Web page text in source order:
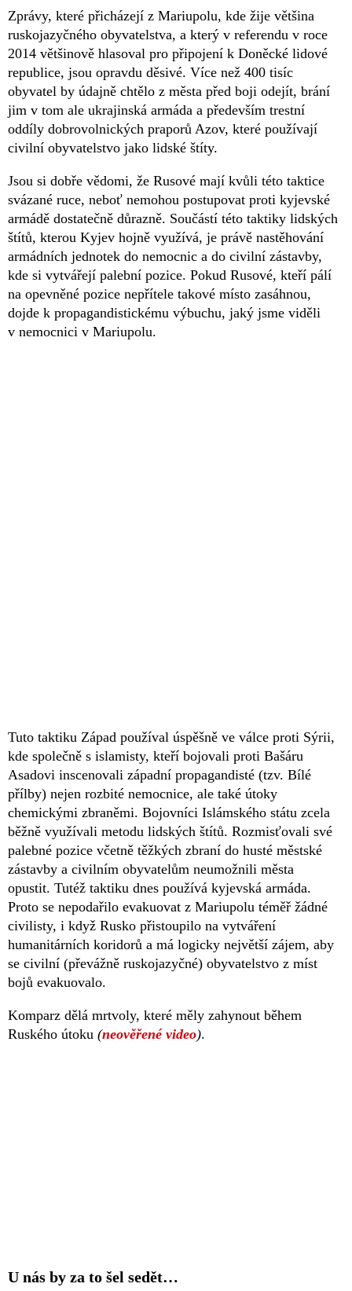
Zprávy, které přicházejí z Mariupolu, kde žije většina
ruskojazyčného obyvatelstva, a který v referendu v roce
2014 většinově hlasoval pro připojení k Doněcké lidové
republice, jsou opravdu děsivé. Více než 400 tisíc
obyvatel by údajně chtělo z města před boji odejít, brání
jim v tom ale ukrajinská armáda a především trestní
oddíly dobrovolnických praporů Azov, které používají
civilní obyvatelstvo jako lidské štíty.
Jsou si dobře vědomi, že Rusové mají kvůli této taktice
svázané ruce, neboť nemohou postupovat proti kyjevské
armádě dostatečně důrazně. Součástí této taktiky lidských
štítů, kterou Kyjev hojně využívá, je právě nastěhování
armádních jednotek do nemocnic a do civilní zástavby,
kde si vytvářejí palební pozice. Pokud Rusové, kteří pálí
na opevněné pozice nepřítele takové místo zasáhnou,
dojde k propagandistickému výbuchu, jaký jsme viděli
v nemocnici v Mariupolu.
Tuto taktiku Západ používal úspěšně ve válce proti Sýrii,
kde společně s islamisty, kteří bojovali proti Bašáru
Asadovi inscenovali západní propagandisté (tzv. Bílé
přílby) nejen rozbité nemocnice, ale také útoky
chemickými zbraněmi. Bojovníci Islámského státu zcela
běžně využívali metodu lidských štítů. Rozmisťovali své
palebné pozice včetně těžkých zbraní do husté městské
zástavby a civilním obyvatelům neumožnili města
opustit. Tutéž taktiku dnes používá kyjevská armáda.
Proto se nepodařilo evakuovat z Mariupolu téměř žádné
civilisty, i když Rusko přistoupilo na vytváření
humanitárních koridorů a má logicky největší zájem, aby
se civilní (převážně ruskojazyčné) obyvatelstvo z míst
bojů evakuovalo.
Komparz dělá mrtvoly, které měly zahynout během
Ruského útoku (neověřené video).
U nás by za to šel sedět…